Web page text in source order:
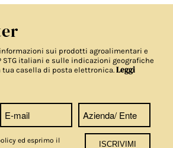
sui prodotti agroalimentari e
STG italiani e sulle indicazioni geografiche
casella di posta elettronica.Leggi
ed esprimo il